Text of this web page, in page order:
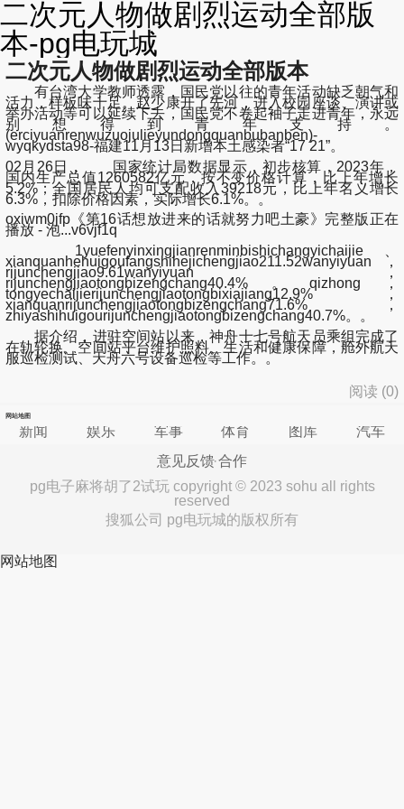
二次元人物做剧烈运动全部版
本-pg电玩城
二次元人物做剧烈运动全部版本
有台湾大学教师透露，国民党以往的青年活动缺乏朝气和
活力，样板味十足。赵少康开了先河，进入校园座谈、演讲或
举办活动等可以延续下去，国民党不卷起袖子走进青年，永远
别想得到青年支持。
(erciyuanrenwuzuojulieyundongquanbubanben)-
wyqkydsta98-福建11月13日新增本土感染者“17 21”。
02月26日， 国家统计局数据显示，初步核算，2023年，
国内生产总值1260582亿元，按不变价格计算，比上年增长
5.2%；全国居民人均可支配收入39218元，比上年名义增长
6.3%，扣除价格因素，实际增长6.1%。。
oxiwm0jfp《第16话想放进来的话就努力吧土豪》完整版正在
播放 - 泡...v6vjf1q
1yuefenyinxingjianrenminbishichangyichaijie、
xianquanhehuigoufangshihejichengjiao211.52wanyiyuan，
rijunchengjiao9.61wanyiyuan，
rijunchengjiaotongbizengchang40.4%。qizhong，
tongyechaijierijunchengjiaotongbixiajiang12.9%，
xianquanrijunchengjiaotongbizengchang71.6%，
zhiyashihuigourijunchengjiaotongbizengchang40.7%。。
据介绍，进驻空间站以来，神舟十七号航天员乘组完成了
在轨轮换、空间站平台维护照料、生活和健康保障，舱外航天
服巡检测试、天舟六号设备巡检等工作。。
阅读 (0)
网站地图
新闻 娱乐 军事 体育 图库
汽车
意见反馈 合作
pg电子麻将胡了2试玩 copyright © 2023 sohu all rights
reserved
搜狐公司 pg电玩城的版权所有
网站地图